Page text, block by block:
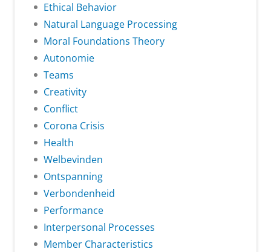
Ethical Behavior
Natural Language Processing
Moral Foundations Theory
Autonomie
Teams
Creativity
Conflict
Corona Crisis
Health
Welbevinden
Ontspanning
Verbondenheid
Performance
Interpersonal Processes
Member Characteristics